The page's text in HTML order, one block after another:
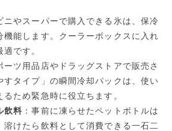
ニやスーパーで購入できる氷は、保冷
機能します。クーラーボックスに入れ
です。
ーツ用品店やドラッグストアで販売さ
すタイプ」の瞬間冷却パックは、使い
ため緊急時に役立ちます。
飲料 ：事前に凍らせたペットボトルは
溶けたら飲料として消費できる一石二